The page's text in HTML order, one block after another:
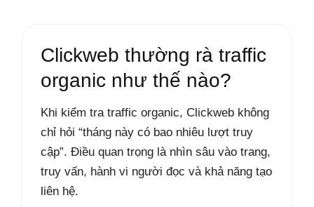
Clickweb thường rà traffic
organic như thế nào?
Khi kiểm tra traffic organic, Clickweb không
chỉ hỏi “tháng này có bao nhiêu lượt truy
cập”. Điều quan trọng là nhìn sâu vào trang,
truy vấn, hành vi người đọc và khả năng tạo
liên hệ.